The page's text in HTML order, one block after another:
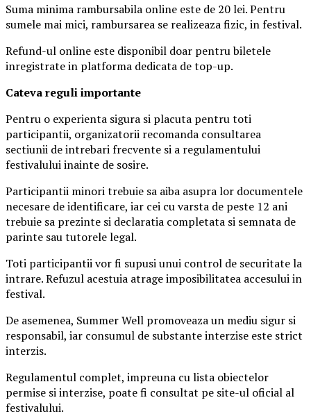
Suma minima rambursabila online este de 20 lei. Pentru
sumele mai mici, rambursarea se realizeaza fizic, in festival.
Refund-ul online este disponibil doar pentru biletele
inregistrate in platforma dedicata de top-up.
Cateva reguli importante
Pentru o experienta sigura si placuta pentru toti
participantii, organizatorii recomanda consultarea
sectiunii de intrebari frecvente si a regulamentului
festivalului inainte de sosire.
Participantii minori trebuie sa aiba asupra lor documentele
necesare de identificare, iar cei cu varsta de peste 12 ani
trebuie sa prezinte si declaratia completata si semnata de
parinte sau tutorele legal.
Toti participantii vor fi supusi unui control de securitate la
intrare. Refuzul acestuia atrage imposibilitatea accesului in
festival.
De asemenea, Summer Well promoveaza un mediu sigur si
responsabil, iar consumul de substante interzise este strict
interzis.
Regulamentul complet, impreuna cu lista obiectelor
permise si interzise, poate fi consultat pe site-ul oficial al
festivalului.